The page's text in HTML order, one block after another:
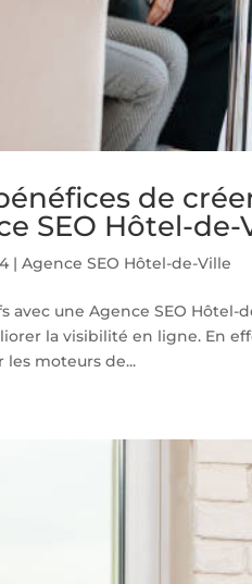
de
SEO Hôtel-de-
|Agence SEO Hôtel-de-Ville
avec une Agence SEO
la visibilité en ligne. En
moteurs de...